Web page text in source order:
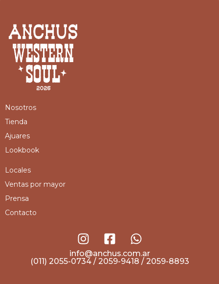
Nosotros
Tienda
Ajuares
Lookbook
Locales
Ventas por mayor
Prensa
Contacto
info@anchus.com.ar
(011) 2055-0734 / 2059-9418 / 2059-8893